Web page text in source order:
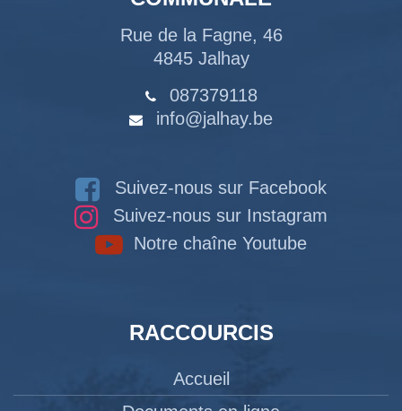
Rue de la Fagne, 46
4845 Jalhay
087379118
info@jalhay.be
Suivez-nous sur Facebook
Suivez-nous sur Instagram
Notre chaîne Youtube
RACCOURCIS
Accueil